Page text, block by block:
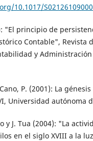
10.1017/
"El principio de
Contable", Revista
y
P. (2001): La
Universidad autónoma
y J. Tua (2004): "La
en el siglo XVIII a la